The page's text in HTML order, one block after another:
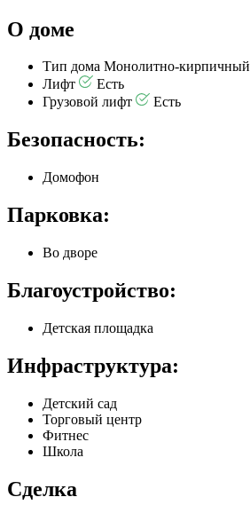
О доме
Тип дома Монолитно-кирпичный
Лифт
Есть
Грузовой лифт
Есть
Безопасность:
Домофон
Парковка:
Во дворе
Благоустройство:
Детская площадка
Инфраструктура:
Детский сад
Торговый центр
Фитнес
Школа
Сделка